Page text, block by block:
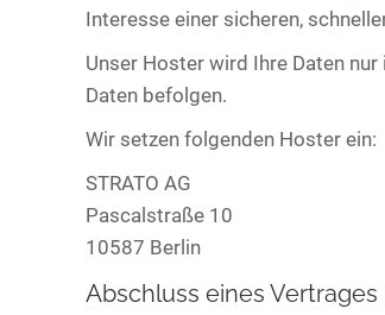
Interesse einer sicheren,
Unser Hoster wird Ihre Daten
Daten befolgen.
Wir setzen folgenden Hoster ein:
STRATO AG
Pascalstraße 10
10587 Berlin
Abschluss eines